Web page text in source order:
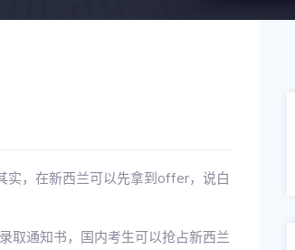
实，在新西兰可以先拿到offer，说白
取通知书，国内考生可以抢占新西兰